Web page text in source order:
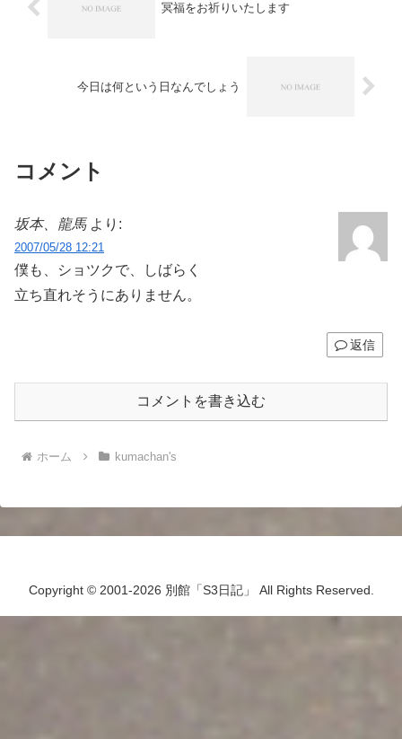
冥福をお祈りいたします
今日は何という日なんでしょう
コメント
坂本、龍馬 より:
2007/05/28 12:21
僕も、ショツクで、しばらく
立ち直れそうにありません。
返信
コメントを書き込む
ホーム kumachan's
Copyright © 2001-2026 別館「S3日記」 All Rights Reserved.